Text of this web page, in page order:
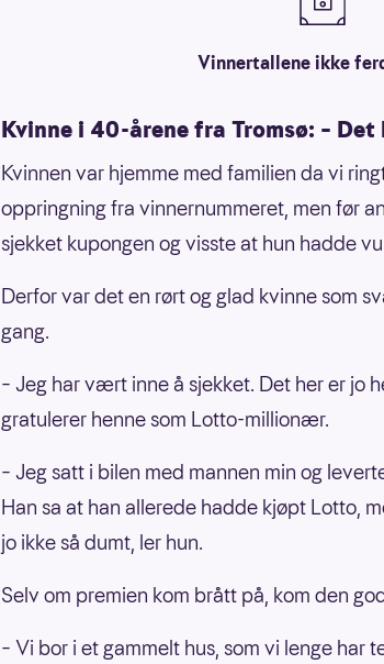
Vinnertallene ikke
Kvinne i 40-årene fra Tromsø: –
Kvinnen var hjemme med familien da vi
oppringning fra vinnernummeret, men før
sjekket kupongen og visste at hun hadde
Derfor var det en rørt og glad kvinne som
gang.
– Jeg har vært inne å sjekket. Det her er jo
gratulerer henne som Lotto-millionær.
– Jeg satt i bilen med mannen min og
Han sa at han allerede hadde kjøpt Lotto,
jo ikke så dumt, ler hun.
Selv om premien kom brått på, kom den
– Vi bor i et gammelt hus, som vi lenge har